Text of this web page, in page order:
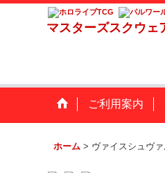
マスターズスクウェ
ご利用案内
ホーム > ヴァイスシュヴ